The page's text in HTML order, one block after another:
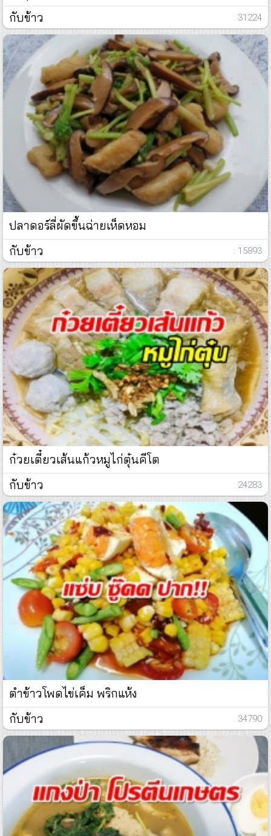
กับข้าว
: 31224
ปลาดอร์ลี่ผัดขึ้นฉ่ายเห็ดหอม
กับข้าว
: 15893
ก๋วยเตี๋ยวเส้นแก้วหมูไก่ตุ๋นคีโต
กับข้าว
: 24283
ตำข้าวโพดไข่เค็ม​ พริกแห้ง
กับข้าว
: 34790